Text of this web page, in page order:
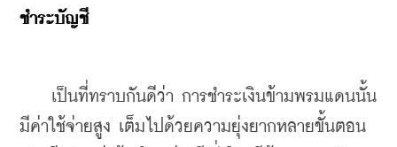
ชำระบัญชี
เป็นที่ทราบกันดีว่า การชำระเงินข้ามพรมแดนนั้น
มีค่าใช้จ่ายสูง เต็มไปด้วยความยุ่งยากหลายขั้นตอน